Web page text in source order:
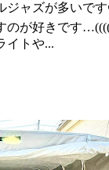
ジャズが多いで
のが好きです
イトや...